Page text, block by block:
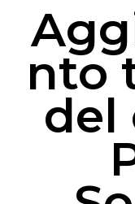
nto
del